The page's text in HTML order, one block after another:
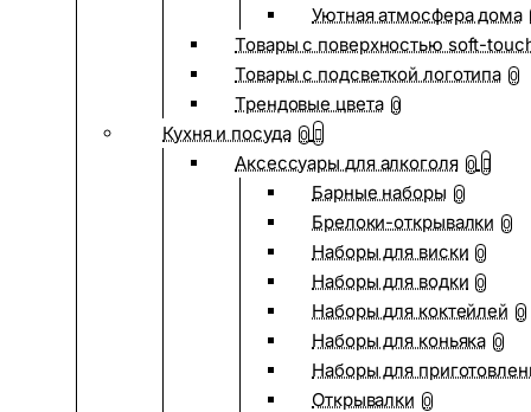
Уютная атмосфера дома
Товары с поверхностью soft-
Товары с подсветкой логотипа 0
Трендовые цвета 0
Кухня и посуда 0
Аксессуары для алкоголя 0
Барные наборы 0
Брелоки-открывалки 0
Наборы для виски 0
Наборы для водки 0
Наборы для коктейлей 0
Наборы для коньяка 0
Наборы для
Открывалки 0